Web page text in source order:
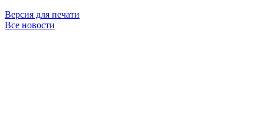
Версия для печати
Все новости